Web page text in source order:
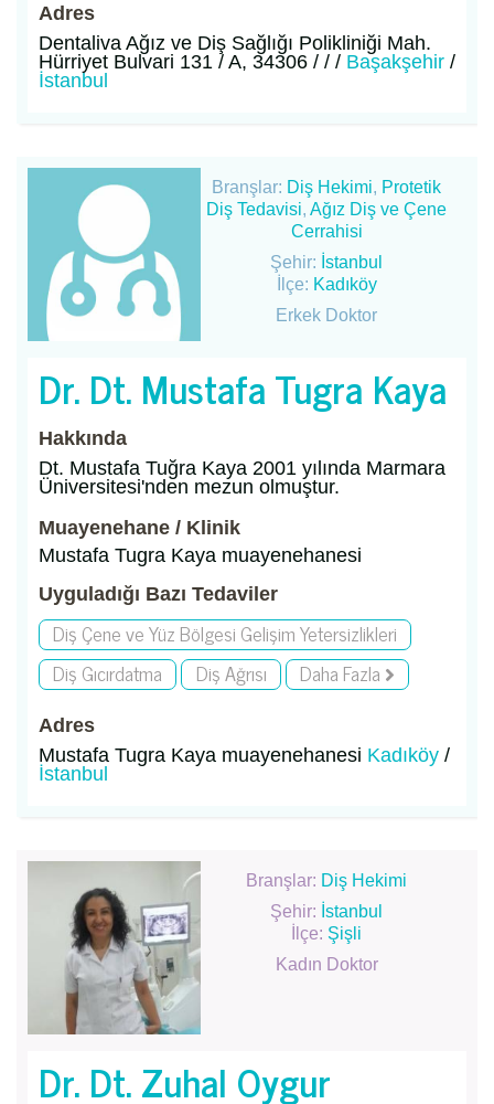
Adres
Dentaliva Ağız ve Diş Sağlığı Polikliniği Mah.
Hürriyet Bulvari 131 / A, 34306 / / / Başakşehir /
İstanbul
Branşlar: Diş Hekimi, Protetik
Diş Tedavisi,Ağız Diş ve Çene
Cerrahisi
Şehir: İstanbul
İlçe: Kadıköy
Erkek Doktor
Dr. Dt. Mustafa Tugra Kaya
Hakkında
Dt. Mustafa Tuğra Kaya 2001 yılında Marmara
Üniversitesi'nden mezun olmuştur.
Muayenehane / Klinik
Mustafa Tugra Kaya muayenehanesi
Uyguladığı Bazı Tedaviler
Diş Çene ve Yüz Bölgesi Gelişim Yetersizlikleri
Diş Gıcırdatma
Diş Ağrısı Daha Fazla
Adres
Mustafa Tugra Kaya muayenehanesi Kadıköy /
İstanbul
Branşlar: Diş Hekimi
Şehir: İstanbul
İlçe: Şişli
Kadın Doktor
Dr. Dt. Zuhal Oygur